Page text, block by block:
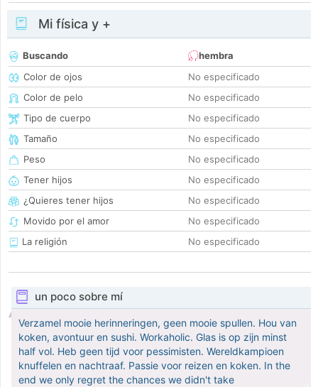
Mi física y +
Buscando
hembra
Color de ojos
No especificado
Color de pelo
No especificado
Tipo de cuerpo
No especificado
Tamaño
No especificado
Peso
No especificado
Tener hijos
No especificado
¿Quieres tener hijos
No especificado
Movido por el amor
No especificado
La religión
No especificado
un poco sobre mí
Verzamel mooie herinneringen, geen mooie spullen. Hou van
koken, avontuur en sushi. Workaholic. Glas is op zijn minst
half vol. Heb geen tijd voor pessimisten. Wereldkampioen
knuffelen en nachtraaf. Passie voor reizen en koken. In the
end we only regret the chances we didn't take